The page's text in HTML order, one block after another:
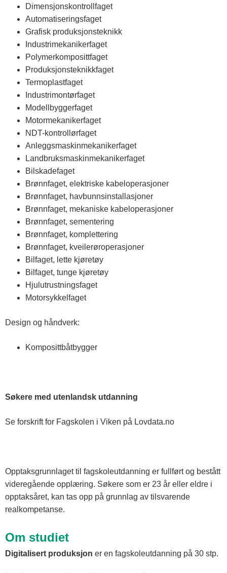
Dimensjonskontrollfaget
Automatiseringsfaget
Grafisk produksjonsteknikk
Industrimekanikerfaget
Polymerkomposittfaget
Produksjonsteknikkfaget
Termoplastfaget
Industrimontørfaget
Modellbyggerfaget
Motormekanikerfaget
NDT-kontrollørfaget
Anleggsmaskinmekanikerfaget
Landbruksmaskinmekanikerfaget
Bilskadefaget
Brønnfaget, elektriske kabeloperasjoner
Brønnfaget, havbunnsinstallasjoner
Brønnfaget, mekaniske kabeloperasjoner
Brønnfaget, sementering
Brønnfaget, komplettering
Brønnfaget, kveilerøroperasjoner
Bilfaget, lette kjøretøy
Bilfaget, tunge kjøretøy
Hjulutrustningsfaget
Motorsykkelfaget
Design og håndverk:
Komposittbåtbygger
Søkere med utenlandsk utdanning
Se forskrift for Fagskolen i Viken på Lovdata.no
Opptaksgrunnlaget til fagskoleutdanning er fullført og bestått
videregående opplæring. Søkere som er 23 år eller eldre i
opptaksåret, kan tas opp på grunnlag av tilsvarende
realkompetanse.
Om studiet
Digitalisert produksjon er en fagskoleutdanning på 30 stp.